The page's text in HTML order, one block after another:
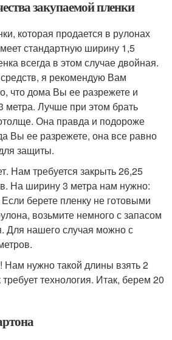
закупаемой пленки
которая продается в рулонах
стандартную ширину 1,5
всегда в этом случае двойная.
я рекомендую Вам
что дома Вы ее разрежете и
метра. Лучше при этом брать
Она правда и подороже
Вы ее разрежете, она все равно
защиты.
Нам требуется закрыть 26,25
На ширину 3 метра нам нужно:
берете пленку не готовыми
возьмите немного с запасом
Для нашего случая можно с
Нам нужно такой длины взять 2
технология. Итак, берем 20